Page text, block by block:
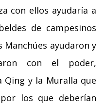
con ellos ayudaría a
de campesinos
Manchúes ayudaron y
con el poder,
Qing y la Muralla que
los que deberían